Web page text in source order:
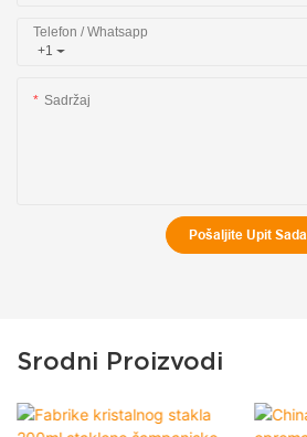
+1
Telefon / Whatsapp
Sadržaj
Pošaljite Upit Sada
Srodni Proizvodi